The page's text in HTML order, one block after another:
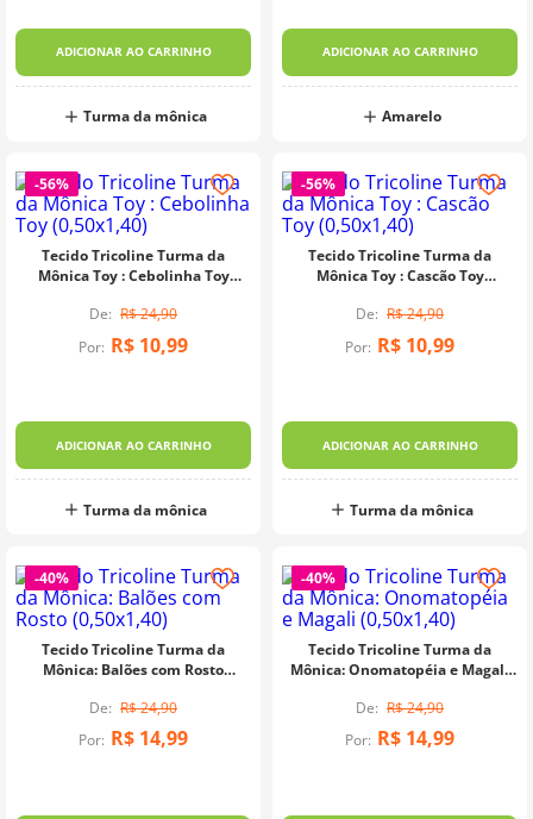
ADICIONAR AO CARRINHO
Turma da mônica
ADICIONAR AO CARRINHO
Amarelo
-56%
Tecido Tricoline Turma da
Mônica Toy : Cebolinha Toy
R$24,90
Por: R$ 10,99
ADICIONAR AO CARRINHO
Turma da mônica
-56%
Tecido Tricoline Turma da
Mônica Toy : Cascão Toy
R$24,90
Por: R$ 10,99
ADICIONAR AO CARRINHO
Turma da mônica
-40%
Tecido Tricoline Turma da
Mônica: Balões com Rosto
R$24,90
Por: R$ 14,99
-40%
Tecido Tricoline Turma da
Mônica: Onomatopéia e Magali
R$24,90
Por: R$ 14,99